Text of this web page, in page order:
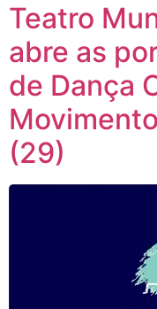
Teatro
abre as
de Dança
(29)